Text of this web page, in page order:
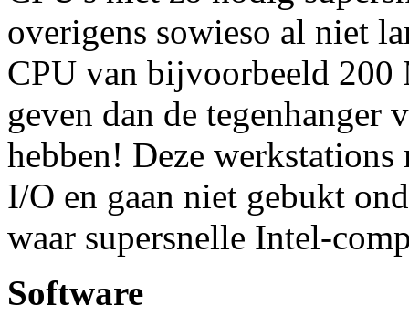
overigens sowieso al niet
CPU van bijvoorbeeld 200
geven dan de
hebben! Deze
I/O en gaan niet gebukt
waar supersnelle Intel-
Software